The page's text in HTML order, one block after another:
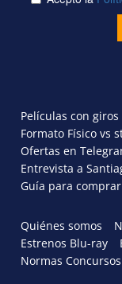
Películas con
Formato Físico vs
Ofertas en
Entrevista a
Guía para
Quiénes somos
Estrenos Blu-ray
Normas Concursos